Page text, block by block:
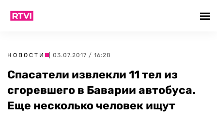
НОВОСТИ | 03.07.2017 / 16:28
Спасатели извлекли 11 тел из
сгоревшего в Баварии автобуса.
Еще несколько человек ищут